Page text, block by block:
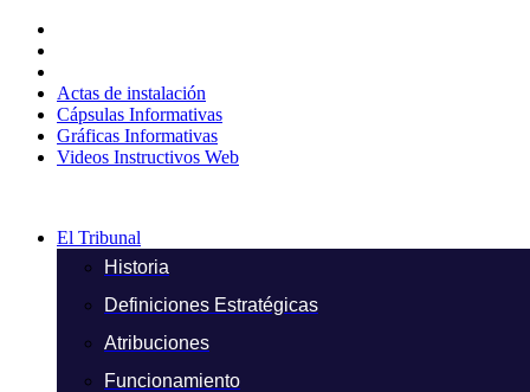
contenido
Actas de instalación
Cápsulas Informativas
Gráficas Informativas
Videos Instructivos Web
El Tribunal
Historia
Definiciones Estratégicas
Atribuciones
Funcionamiento